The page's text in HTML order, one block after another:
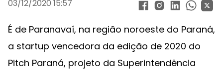
03/12/2020 15:57
É de Paranavaí, na região noroeste do Paraná,
a startup vencedora da edição de 2020 do
Pitch Paraná, projeto da Superintendência